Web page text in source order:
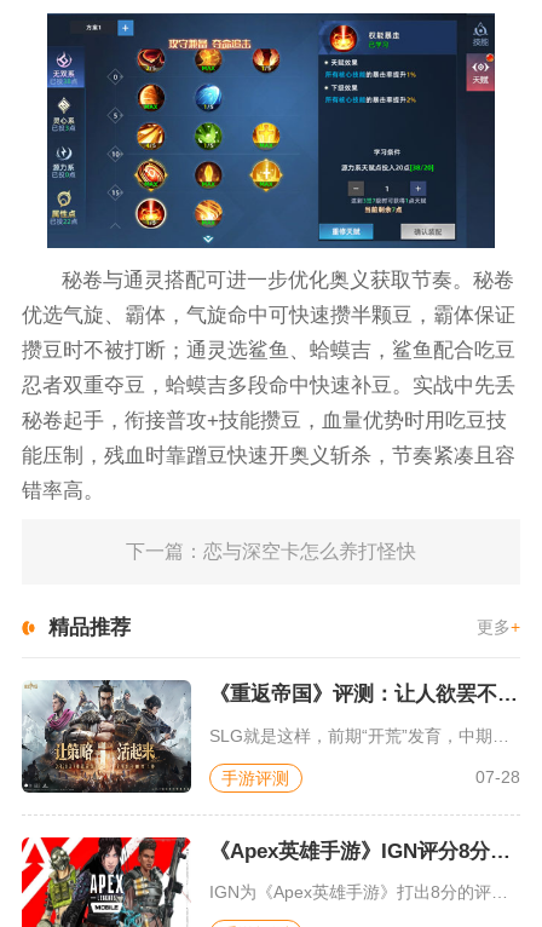
秘卷与通灵搭配可进一步优化奥义获取节奏。秘卷
优选气旋、霸体，气旋命中可快速攒半颗豆，霸体保证
攒豆时不被打断；通灵选鲨鱼、蛤蟆吉，鲨鱼配合吃豆
忍者双重夺豆，蛤蟆吉多段命中快速补豆。实战中先丢
秘卷起手，衔接普攻+技能攒豆，血量优势时用吃豆技
能压制，残血时靠蹭豆快速开奥义斩杀，节奏紧凑且容
错率高。
下一篇：恋与深空卡怎么养打怪快
精品推荐 更多+
《重返帝国》评测：让人欲罢不能的新一代策略游戏
手游评测 07-28
《Apex英雄手游》IGN评分8分：对游戏未来抱有期待
IGN为《Apex英雄手游》打出8分的评价，测评者认为，《A...